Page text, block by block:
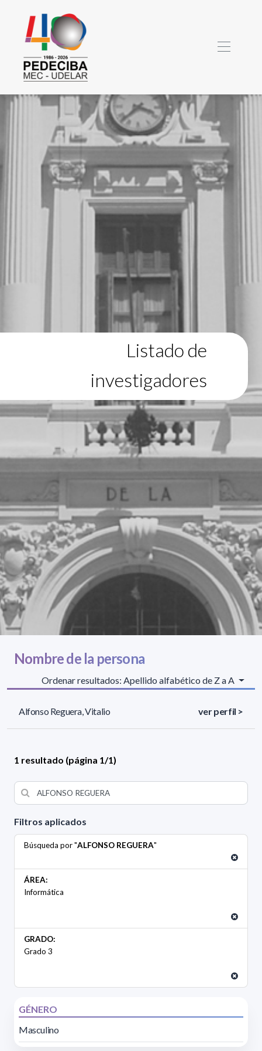
Listado de
investigadores
Filtros aplicados
Búsqueda por "ALFONSO REGUERA"
ÁREA:
Informática
GRADO:
Grado 3
GÉNERO
Masculino
Nombre de la persona
Ordenar resultados: Apellido alfabético de Z a A
Alfonso Reguera, Vitalio ver perfil >
1 resultado (página 1/1)